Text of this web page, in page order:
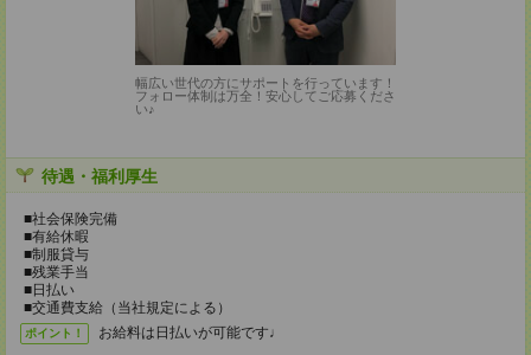
幅広い世代の方にサポートを行っています！
フォロー体制は万全！安心してご応募くださ
い♪
待遇・福利厚生
■社会保険完備
■有給休暇
■制服貸与
■残業手当
■日払い
■交通費支給（当社規定による）
ポイント！ お給料は日払いが可能です♩